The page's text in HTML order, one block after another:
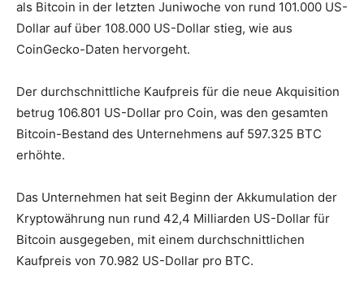
als Bitcoin in der letzten Juniwoche von rund 101.000 US-
Dollar auf über 108.000 US-Dollar stieg, wie aus
CoinGecko-Daten hervorgeht.
Der durchschnittliche Kaufpreis für die neue Akquisition
betrug 106.801 US-Dollar pro Coin, was den gesamten
Bitcoin-Bestand des Unternehmens auf 597.325 BTC
erhöhte.
Das Unternehmen hat seit Beginn der Akkumulation der
Kryptowährung nun rund 42,4 Milliarden US-Dollar für
Bitcoin ausgegeben, mit einem durchschnittlichen
Kaufpreis von 70.982 US-Dollar pro BTC.